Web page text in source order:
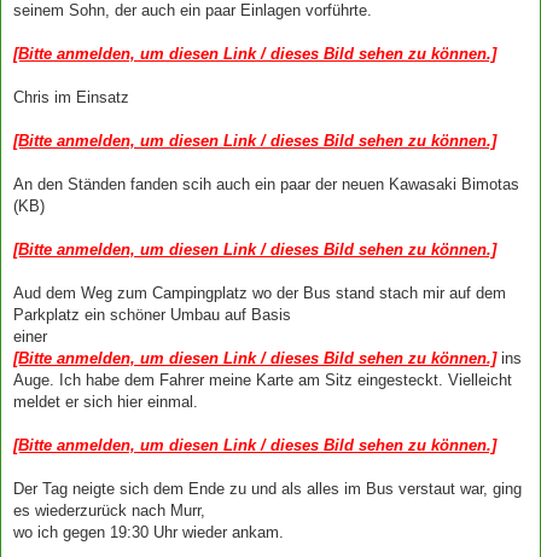
seinem Sohn, der auch ein paar Einlagen vorführte.
[Bitte anmelden, um diesen Link / dieses Bild sehen zu können.]
Chris im Einsatz
[Bitte anmelden, um diesen Link / dieses Bild sehen zu können.]
An den Ständen fanden scih auch ein paar der neuen Kawasaki Bimotas
(KB)
[Bitte anmelden, um diesen Link / dieses Bild sehen zu können.]
Aud dem Weg zum Campingplatz wo der Bus stand stach mir auf dem
Parkplatz ein schöner Umbau auf Basis
einer
[Bitte anmelden, um diesen Link / dieses Bild sehen zu können.]ins
Auge. Ich habe dem Fahrer meine Karte am Sitz eingesteckt. Vielleicht
meldet er sich hier einmal.
[Bitte anmelden, um diesen Link / dieses Bild sehen zu können.]
Der Tag neigte sich dem Ende zu und als alles im Bus verstaut war, ging
es wiederzurück nach Murr,
wo ich gegen 19:30 Uhr wieder ankam.